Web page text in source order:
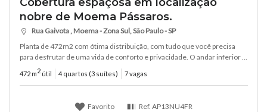
nobre de Moema Pássaros.
Rua Gaivota , Moema - Zona Sul, São Paulo - SP
Planta de 472m2 com ótima distribuição, com tudo que você precisa
para desfrutar de uma vida de conforto e privacidade. O andar inferior ...
472 m2 útil 4 quartos (3 suítes) 7 vagas
Favorito Ref. AP13NU4FR